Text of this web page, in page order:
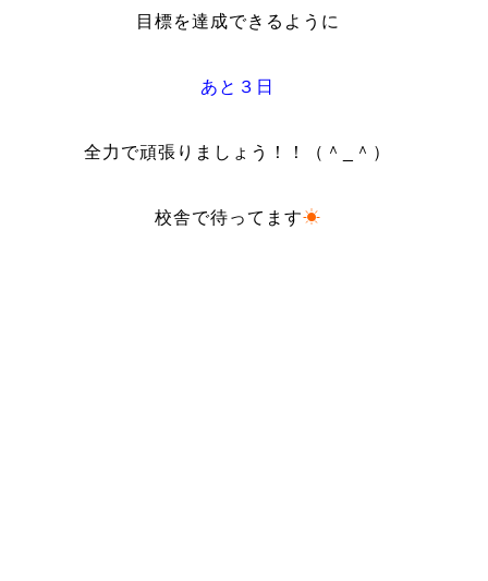
目標を達成できるように
あと３日
全力で頑張りましょう！！（＾_＾）
校舎で待ってます☀